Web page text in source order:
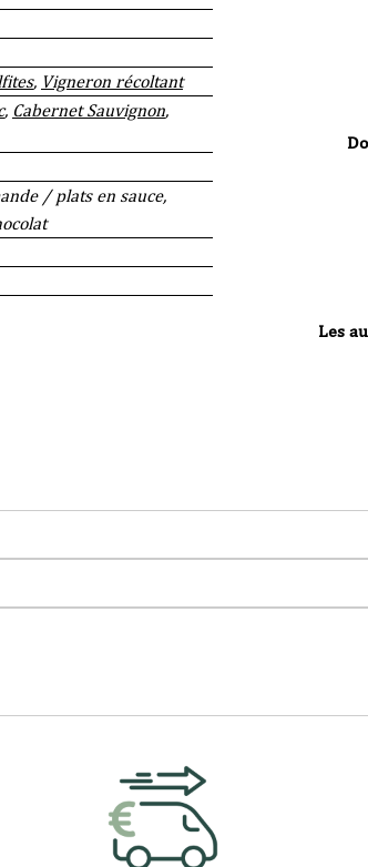
, Vigneron récoltant
, Cabernet Sauvignon,
/ plats en sauce,
Les